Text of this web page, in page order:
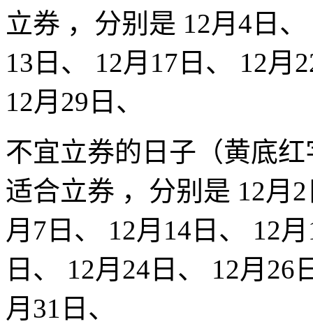
立券 ，分别是 12月4日
13日、 12月17日、 12月
12月29日、
不宜立券的日子（黄底红
适合立券 ，分别是 12月
月7日、 12月14日、 12
日、 12月24日、 12月26
月31日、